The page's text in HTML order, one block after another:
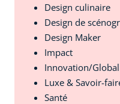
Design culinaire
Design de
Design Maker
Impact
Innovation/Global
Luxe & Savoir-
Santé